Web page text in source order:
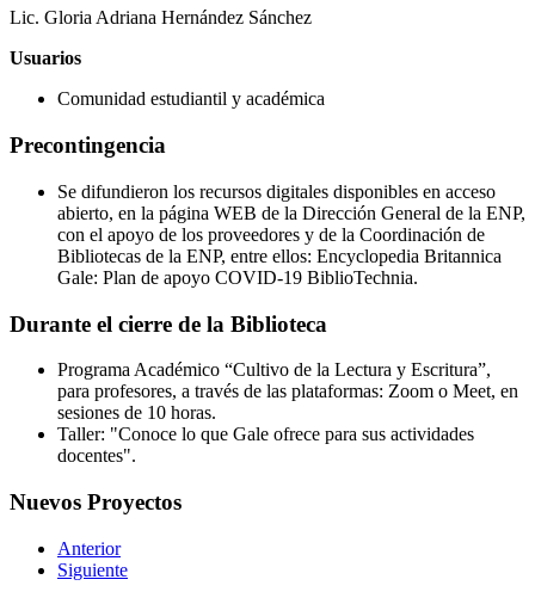
Lic. Gloria Adriana Hernández Sánchez
Usuarios
Comunidad estudiantil y académica
Precontingencia
Se difundieron los recursos digitales disponibles en acceso
abierto, en la página WEB de la Dirección General de la ENP,
con el apoyo de los proveedores y de la Coordinación de
Bibliotecas de la ENP, entre ellos: Encyclopedia Britannica
Gale: Plan de apoyo COVID-19 BiblioTechnia.
Durante el cierre de la Biblioteca
Programa Académico “Cultivo de la Lectura y Escritura”,
para profesores, a través de las plataformas: Zoom o Meet, en
sesiones de 10 horas.
Taller: "Conoce lo que Gale ofrece para sus actividades
docentes".
Nuevos Proyectos
Anterior
Siguiente